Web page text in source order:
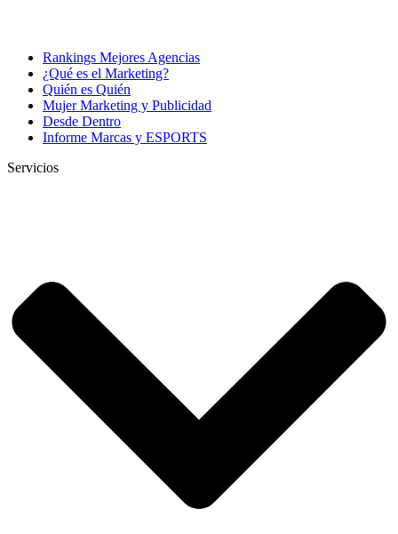
Rankings Mejores Agencias
¿Qué es el Marketing?
Quién es Quién
Mujer Marketing y Publicidad
Desde Dentro
Informe Marcas y ESPORTS
Servicios